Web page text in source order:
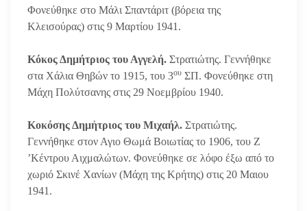
Φονεύθηκε στο Μάλι Σπαντάριτ (βόρεια της
Κλεισούρας) στις 9 Μαρτίου 1941.
Κόκος Δημήτριος του Αγγελή. Στρατιώτης. Γεννήθηκε
στα Χάλια Θηβών το 1915, του 3ου ΣΠ. Φονεύθηκε στη
Μάχη Πολύτσανης στις 29 Νοεμβρίου 1940.
Κοκόσης Δημἠτριος του Μιχαήλ. Στρατιώτης.
Γεννήθηκε στον Αγιο Θωμά Βοιωτίας το 1906, του Ζ
’Κέντρου Αιχμαλώτων. Φονεύθηκε σε λόφο έξω από το
χωριό Σκινέ Χανίων (Μάχη της Κρήτης) στις 20 Μαιου
1941.